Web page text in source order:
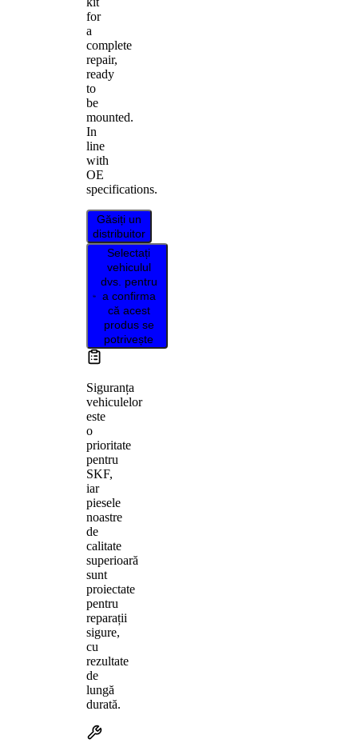
for
a
complete
repair,
ready
to
be
mounted.
In
line
with
OE
specifications.
Găsiți un
distribuitor
Selectați
vehiculul
dvs. pentru
a confirma
că acest
produs se
potrivește
Siguranța
vehiculelor
este
o
prioritate
pentru
SKF,
iar
piesele
noastre
de
calitate
superioară
sunt
proiectate
pentru
reparații
sigure,
cu
rezultate
de
lungă
durată.